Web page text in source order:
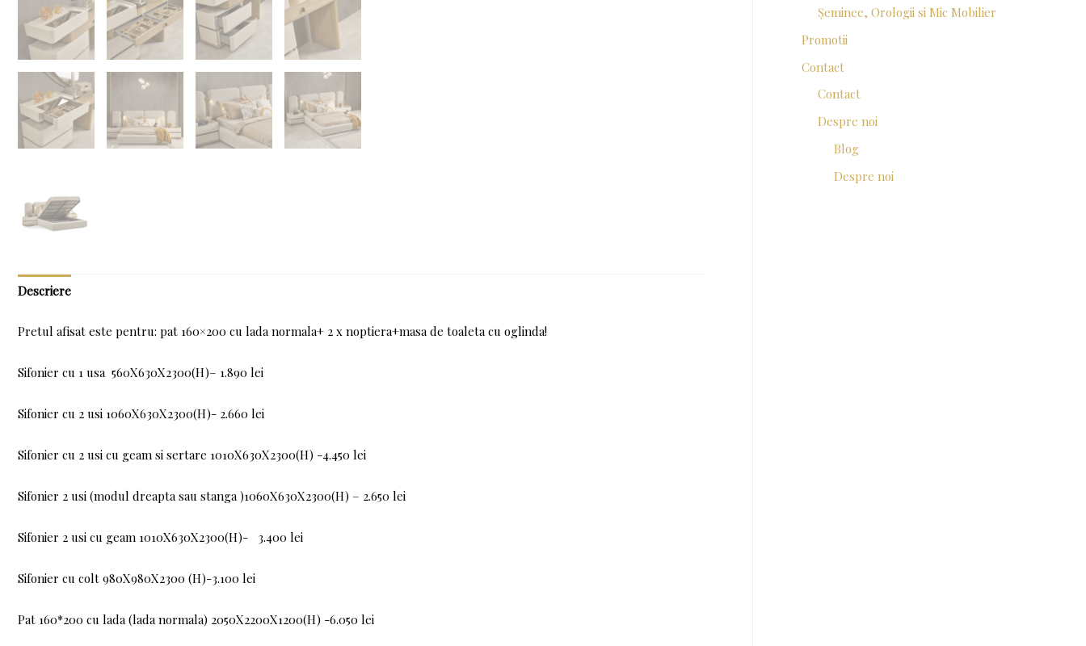
Descriere
Pretul afisat este pentru: pat 160×200 cu lada normala+ 2 x noptiera+masa de toaleta cu oglinda!
Sifonier cu 1 usa 560X630X2300(H)– 1.890 lei
Sifonier cu 2 usi 1060X630X2300(H)- 2.660 lei
Sifonier cu 2 usi cu geam si sertare 1010X630X2300(H) -4.450 lei
Sifonier 2 usi (modul dreapta sau stanga )1060X630X2300(H) – 2.650 lei
Sifonier 2 usi cu geam 1010X630X2300(H)- 3.400 lei
Sifonier cu colt 980X980X2300 (H)-3.100 lei
Pat 160*200 cu lada (lada normala) 2050X2200X1200(H) -6.050 lei
Șeminee, Orologii si Mic Mobilier
Promotii
Contact
Contact
Despre noi
Blog
Despre noi